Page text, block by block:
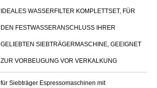
IDEALES WASSERFILTER KOMPLETTSET, FÜR
DEN FESTWASSERANSCHLUSS IHRER
GELIEBTEN SIEBTRÄGERMASCHINE, GEEIGNET
ZUR VORBEUGUNG VOR VERKALKUNG
für Siebträger Espressomaschinen mit